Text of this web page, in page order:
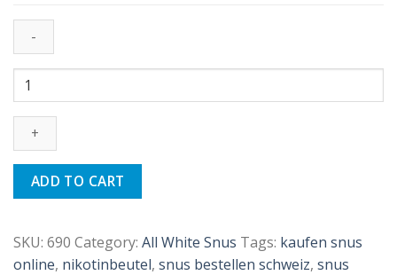
VOLT
Deep
Freeze
Super
quantity
ADD TO CART
SKU: 690 Category: All White Snus Tags: kaufen snus
online, nikotinbeutel, snus bestellen schweiz, snus